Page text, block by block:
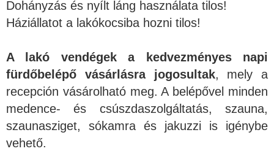
Dohányzás és nyílt láng használata tilos!
Háziállatot a lakókocsiba hozni tilos!
A lakó vendégek a kedvezményes napi
fürdőbelépő vásárlásra jogosultak, mely a
recepción vásárolható meg. A belépővel minden
medence- és csúszdaszolgáltatás, szauna,
szaunasziget, sókamra és jakuzzi is igénybe
vehető.